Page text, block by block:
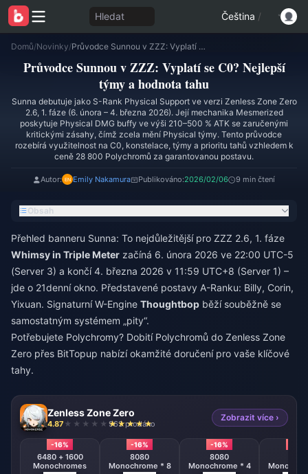
Hledat Čeština /
Domů/Novinky/ Průvodce Sunnou v ZZZ: Vyplatí se C0? Nejlepší týmy a hodnota tahu
Průvodce Sunnou v ZZZ: Vyplatí se C0? Nejlepší
týmy a hodnota tahu
Sunna debutuje jako S-Rank Physical Support ve verzi Zenless Zone Zero
2.6, 1. fáze (6. února – 4. března 2026). Její mechanika Mesmerized
poskytuje Physical DMG buffy ve výši 210–500 % ATK se zaručenými
kritickými zásahy, čímž zcela mění Physical týmy. Tento průvodce
rozebírá využitelnost na C0, konstelace, týmy a prioritu tahů vzhledem k
ceně 28 800 Polychromů za garantovanou postavu.
Autor: Emily Nakamura Publikováno:2026/02/06 9 min čtení
Obsah
Přehled banneru Sunna: To nejdůležitější pro ZZZ 2.6, 1. fáze
Whimsy in Triple Meter začíná 6. února 2026 ve 22:00 UTC-5
(Server 3) a končí 4. března 2026 v 11:59 UTC+8 (Server 1) –
jde o 21denní okno. Představené postavy A-Ranku: Billy, Corin,
Yixuan. Signaturní W-Engine Thoughtbop běží souběžně se
samostatným systémem „pity“.
Potřebujete Polychromy? Dobití Polychromů do Zenless Zone
Zero přes BitTopup nabízí okamžité doručení pro vaše klíčové
tahy.
Zenless Zone Zero
4.87 963 prodáno
Zobrazit více ›
-16%
6480 + 1600
Monochromes
-16%
8080
Monochrome * 8
-16%
8080
Monochrome * 4